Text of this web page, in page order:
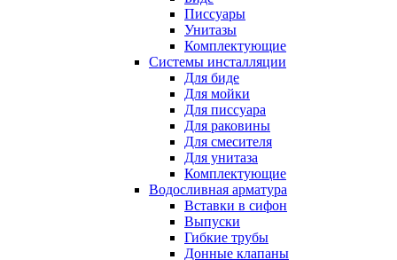
Писсуары
Унитазы
Комплектующие
Системы инсталляции
Для биде
Для мойки
Для писсуара
Для раковины
Для смесителя
Для унитаза
Комплектующие
Водосливная арматура
Вставки в сифон
Выпуски
Гибкие трубы
Донные клапаны